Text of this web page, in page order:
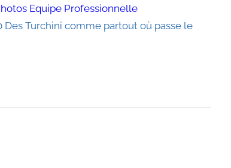
Equipe Professionnelle
Des Turchini comme partout où passe le